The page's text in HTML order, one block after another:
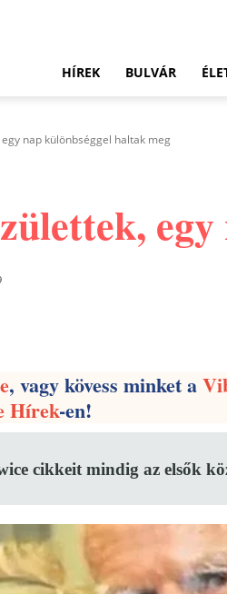
HÍREK BULVÁR
nap különbséggel haltak meg
, vagy kövess minket a
Hírek-en!
cikkeit mindig az elsők